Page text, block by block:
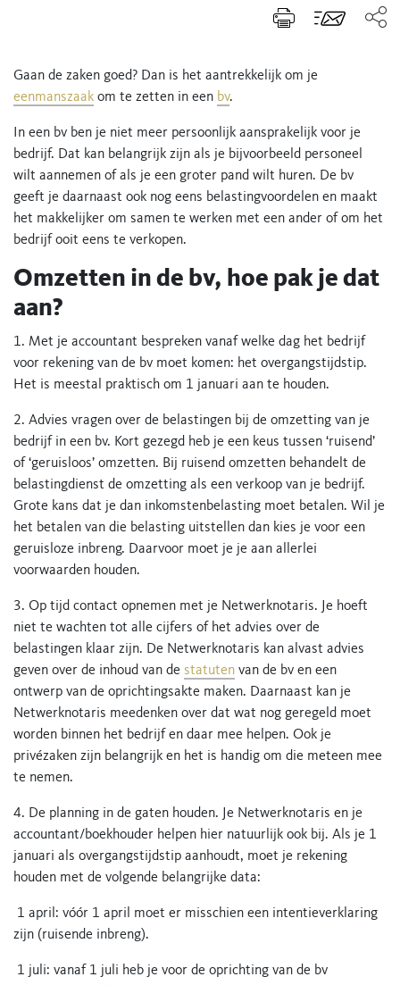
Gaan de zaken goed? Dan is het aantrekkelijk om je
eenmanszaak om te zetten in een bv.
In een bv ben je niet meer persoonlijk aansprakelijk voor je
bedrijf. Dat kan belangrijk zijn als je bijvoorbeeld personeel
wilt aannemen of als je een groter pand wilt huren. De bv
geeft je daarnaast ook nog eens belastingvoordelen en maakt
het makkelijker om samen te werken met een ander of om het
bedrijf ooit eens te verkopen.
Omzetten in de bv, hoe pak je dat
aan?
1. Met je accountant bespreken vanaf welke dag het bedrijf
voor rekening van de bv moet komen: het overgangstijdstip.
Het is meestal praktisch om 1 januari aan te houden.
2. Advies vragen over de belastingen bij de omzetting van je
bedrijf in een bv. Kort gezegd heb je een keus tussen ‘ruisend’
of ‘geruisloos’ omzetten. Bij ruisend omzetten behandelt de
belastingdienst de omzetting als een verkoop van je bedrijf.
Grote kans dat je dan inkomstenbelasting moet betalen. Wil je
het betalen van die belasting uitstellen dan kies je voor een
geruisloze inbreng. Daarvoor moet je je aan allerlei
voorwaarden houden.
3. Op tijd contact opnemen met je Netwerknotaris. Je hoeft
niet te wachten tot alle cijfers of het advies over de
belastingen klaar zijn. De Netwerknotaris kan alvast advies
geven over de inhoud van de statuten van de bv en een
ontwerp van de oprichtingsakte maken. Daarnaast kan je
Netwerknotaris meedenken over dat wat nog geregeld moet
worden binnen het bedrijf en daar mee helpen. Ook je
privézaken zijn belangrijk en het is handig om die meteen mee
te nemen.
4. De planning in de gaten houden. Je Netwerknotaris en je
accountant/boekhouder helpen hier natuurlijk ook bij. Als je 1
januari als overgangstijdstip aanhoudt, moet je rekening
houden met de volgende belangrijke data:
1 april: vóór 1 april moet er misschien een intentieverklaring
zijn (ruisende inbreng).
1 juli: vanaf 1 juli heb je voor de oprichting van de bv